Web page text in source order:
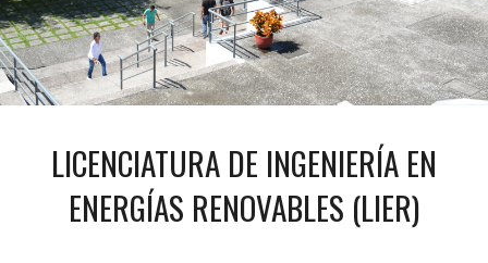
LICENCIATURA DE INGENIERÍA EN
ENERGÍAS RENOVABLES (LIER)